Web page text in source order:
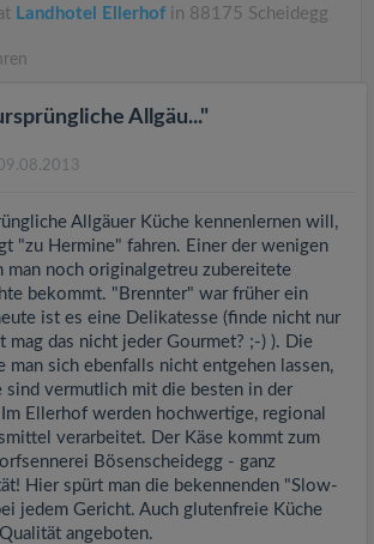
Landhotel Ellerhof in 88175 Scheidegg
Allgäu..."
Allgäuer Küche kennenlernen will,
"zu Hermine" fahren. Einer der wenigen
man noch originalgetreu zubereitete
bekommt. "Brennter" war früher ein
ist es eine Delikatesse (finde nicht nur
mag das nicht jeder Gourmet? ;-) ). Die
man sich ebenfalls nicht entgehen lassen,
sind vermutlich mit die besten in der
Ellerhof werden hochwertige, regional
verarbeitet. Der Käse kommt zum
Bösenscheidegg - ganz
Hier spürt man die bekennenden "Slow-
jedem Gericht. Auch glutenfreie Küche
angeboten.